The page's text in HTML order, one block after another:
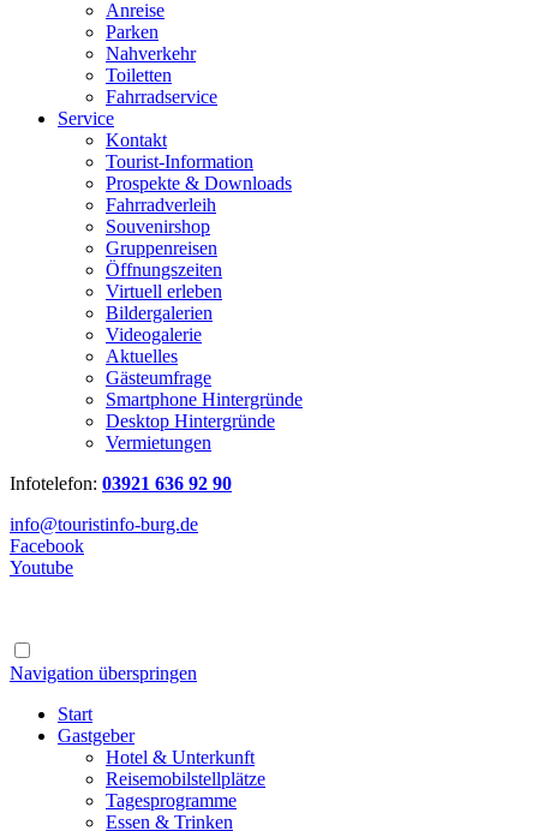
Anreise
Parken
Nahverkehr
Toiletten
Fahrradservice
Service
Kontakt
Tourist-Information
Prospekte & Downloads
Fahrradverleih
Souvenirshop
Gruppenreisen
Öffnungszeiten
Virtuell erleben
Bildergalerien
Videogalerie
Aktuelles
Gästeumfrage
Smartphone Hintergründe
Desktop Hintergründe
Vermietungen
Infotelefon: 03921 636 92 90
info@touristinfo-burg.de
Facebook
Youtube
Navigation überspringen
Start
Gastgeber
Hotel & Unterkunft
Reisemobilstellplätze
Tagesprogramme
Essen & Trinken